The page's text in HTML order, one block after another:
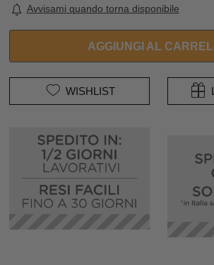
Avvisami quando torna disponibile
AGGIUNGI AL
WISHLIST